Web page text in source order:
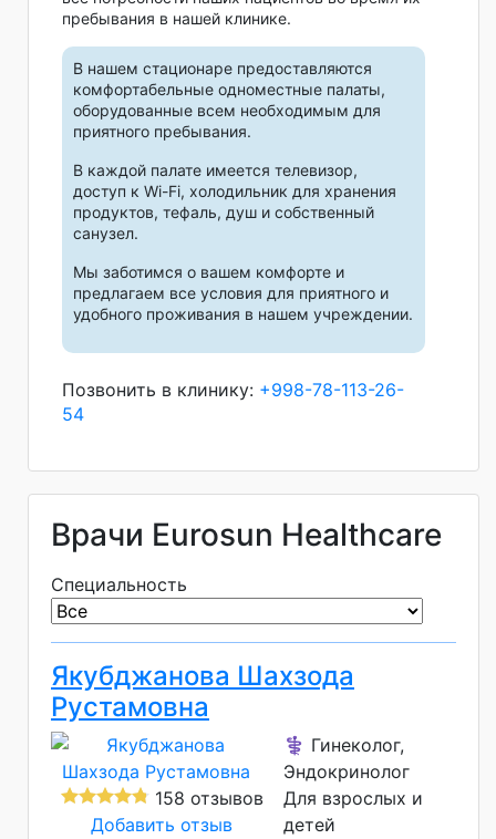
пребывания в нашей клинике.
В нашем стационаре предоставляются
комфортабельные одноместные палаты,
оборудованные всем необходимым для
приятного пребывания.
В каждой палате имеется телевизор,
доступ к Wi-Fi, холодильник для хранения
продуктов, тефаль, душ и собственный
санузел.
Мы заботимся о вашем комфорте и
предлагаем все условия для приятного и
удобного проживания в нашем учреждении.
Позвонить в клинику: +998-78-113-26-
54
Врачи Eurosun Healthcare
Специальность
Якубджанова Шахзода
Рустамовна
158 отзывов
Добавить отзыв
⚕️ Гинеколог,
Эндокринолог
Для взрослых и
детей